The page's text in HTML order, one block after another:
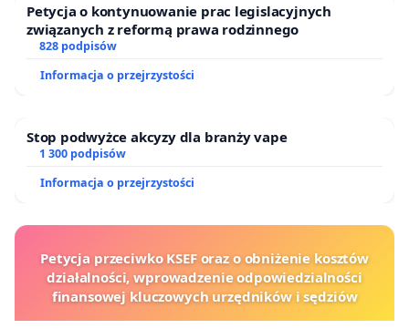
Petycja o kontynuowanie prac legislacyjnych
związanych z reformą prawa rodzinnego
828 podpisów
Informacja o przejrzystości
Stop podwyżce akcyzy dla branży vape
1 300 podpisów
Informacja o przejrzystości
Petycja przeciwko KSEF oraz o obniżenie kosztów
działalności, wprowadzenie odpowiedzialności
finansowej kluczowych urzędników i sędziów